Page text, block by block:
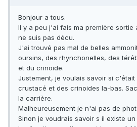
Bonjour a tous.
Il y a peu j'ai fais ma première sortie
ne suis pas décu.
J'ai trouvé pas mal de belles
oursins, des rhynchonelles, des
et du crinoide.
Justement, je voulais savoir si
crustacé et des crinoides la-bas.
la carrière.
Malheureusement je n'ai pas de
Sinon je voudrais savoir s il existe